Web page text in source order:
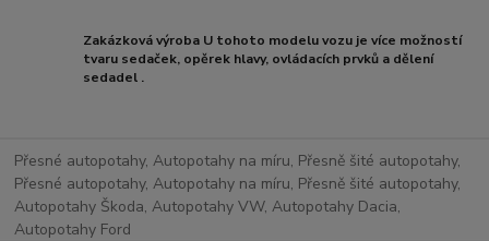
Zakázková výroba U tohoto modelu vozu je více možností
tvaru sedaček, opěrek hlavy, ovládacích prvků a dělení
sedadel .
Přesné autopotahy, Autopotahy na míru, Přesně šité autopotahy,
Přesné autopotahy, Autopotahy na míru, Přesně šité autopotahy,
Autopotahy Škoda, Autopotahy VW, Autopotahy Dacia,
Autopotahy Ford